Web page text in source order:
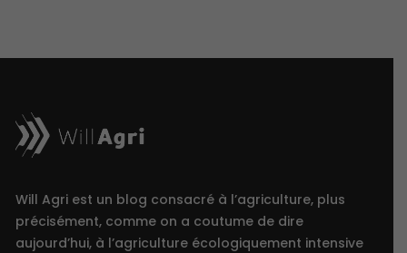
Will Agri est un blog consacré à l’agriculture, plus
précisément, comme on a coutume de dire
aujourd’hui, à l’agriculture écologiquement intensive